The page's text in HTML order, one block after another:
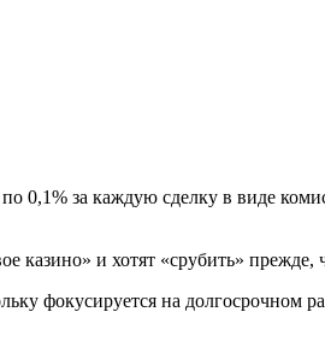
за каждую сделку в виде
и хотят «срубить» прежде,
фокусируется на долгосрочном